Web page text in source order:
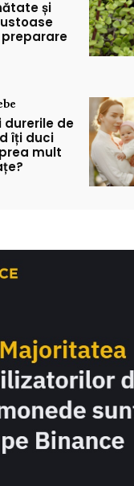
și
durerile de
îți duci
mult